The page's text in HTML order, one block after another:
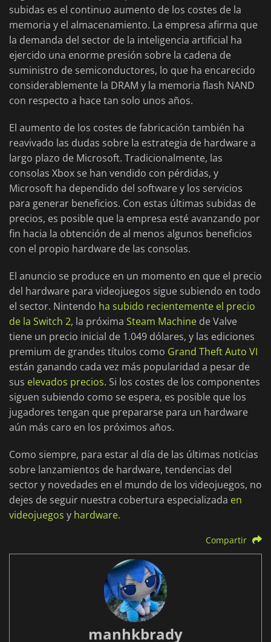
subidas es el continuo aumento de los costes de la
memoria y el almacenamiento. La empresa afirma que
la demanda del sector de la inteligencia artificial ha
ejercido una enorme presión sobre la cadena de
suministro de semiconductores, lo que ha encarecido
considerablemente la DRAM y la memoria flash NAND
con respecto a hace tan solo unos años.
El aumento de los costes de fabricación también ha
reavivado las dudas sobre la estrategia de hardware a
largo plazo de Microsoft. Tradicionalmente, las
consolas Xbox se han vendido con pérdidas, y
Microsoft ha dependido del software y los servicios
para generar beneficios. Con estas últimas subidas de
precios, es posible que la empresa esté avanzando por
fin hacia la obtención de al menos algunos beneficios
con el propio hardware de las consolas.
El anuncio se produce en un momento en que el precio
del hardware para videojuegos sigue subiendo en todo
el sector. Nintendo ha subido recientemente el precio
de la Switch 2, la próxima Steam Machine de Valve
tiene un precio inicial de 1.049 dólares, y las ediciones
premium de grandes títulos como Grand Theft Auto VI
están ganando cada vez más popularidad a pesar de
sus elevados precios. Si los costes de los componentes
siguen subiendo como se espera, es posible que los
jugadores tengan que prepararse para un hardware
aún más caro en los próximos años.
Como siempre, para estar al día de las últimas noticias
sobre lanzamientos de hardware, tendencias del
sector y novedades en el mundo de los videojuegos, no
dejes de seguir nuestra cobertura especializada en
videojuegos y hardware.
Compartir
manhkbrady